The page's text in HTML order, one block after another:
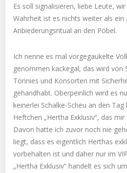
Es soll signalisieren, liebe Leute,
Wahrheit ist es nichts weiter als ein
Anbiederungsritual an den Pöbel.
Ich nenne es mal vorgegaukelte
genommen kackegal, das wird von
Tönnies und Konsorten mit
gehandhabt. Oberpeinlich wird es
keinerlei Schalke-Scheu an den
Heftchen „Hertha Exklusiv“, das
Davon hatte ich zuvor noch nie
liegt, dass es eigentlich Herthas
vorbehalten ist und daher nur im
„Hertha Exklusiv“ handelt es sich